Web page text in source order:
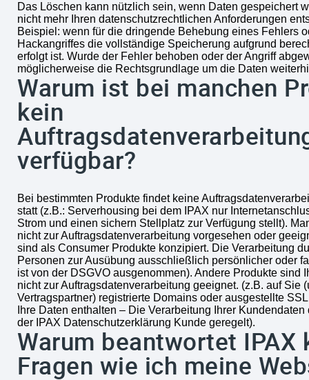
Das Löschen kann nützlich sein, wenn Daten gespeichert
nicht mehr Ihren datenschutzrechtlichen Anforderungen
Beispiel: wenn für die dringende Behebung eines Fehlers
Hackangriffes die vollständige Speicherung aufgrund
erfolgt ist. Wurde der Fehler behoben oder der Angriff
möglicherweise die Rechtsgrundlage um die Daten
Warum ist bei manchen
kein
verfügbar?
Bei bestimmten Produkte findet keine
statt (z.B.: Serverhousing bei dem IPAX nur
Strom und einen sichern Stellplatz zur Verfügung stellt).
nicht zur Auftragsdatenverarbeitung vorgesehen oder
sind als Consumer Produkte konzipiert. Die Verarbeitung
Personen zur Ausübung ausschließlich persönlicher oder
ist von der DSGVO ausgenommen). Andere Produkte sind
nicht zur Auftragsdatenverarbeitung geeignet. (z.B. auf Sie
Vertragspartner) registrierte Domains oder ausgestellte
Ihre Daten enthalten – Die Verarbeitung Ihrer
der IPAX Datenschutzerklärung Kunde geregelt).
Warum beantwortet IPAX
Fragen wie ich meine